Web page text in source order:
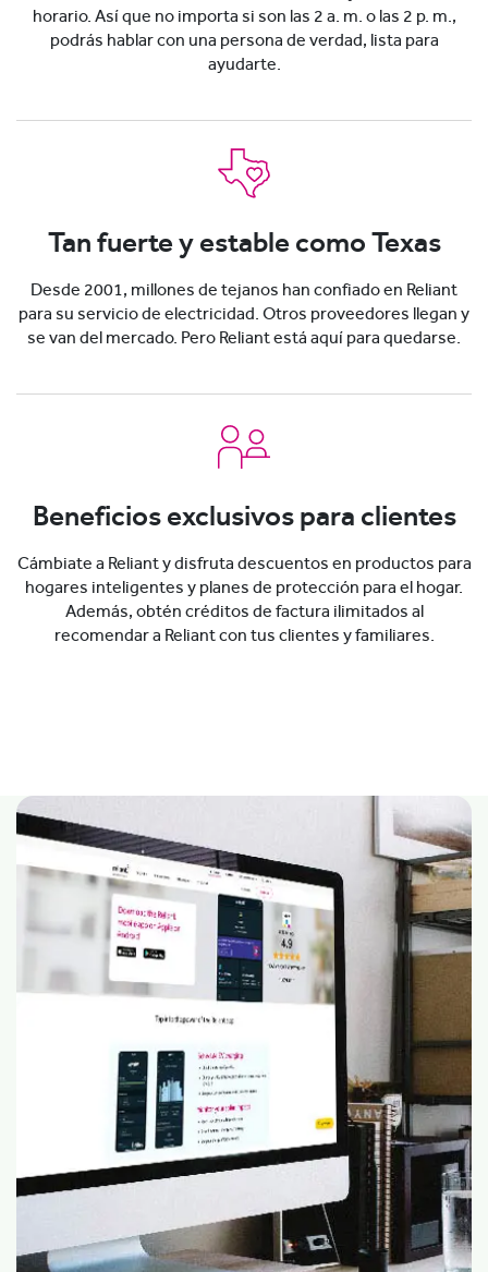
horario. Así que no importa si son las 2 a. m. o las 2 p. m.,
podrás hablar con una persona de verdad, lista para
ayudarte.
Tan fuerte y estable como Texas
Desde 2001, millones de tejanos han confiado en Reliant
para su servicio de electricidad. Otros proveedores llegan y
se van del mercado. Pero Reliant está aquí para quedarse.
Beneficios exclusivos para clientes
Cámbiate a Reliant y disfruta descuentos en productos para
hogares inteligentes y planes de protección para el hogar.
Además, obtén créditos de factura ilimitados al
recomendar a Reliant con tus clientes y familiares.